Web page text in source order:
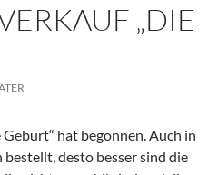
„DIE
hat begonnen. Auch in
desto besser sind die